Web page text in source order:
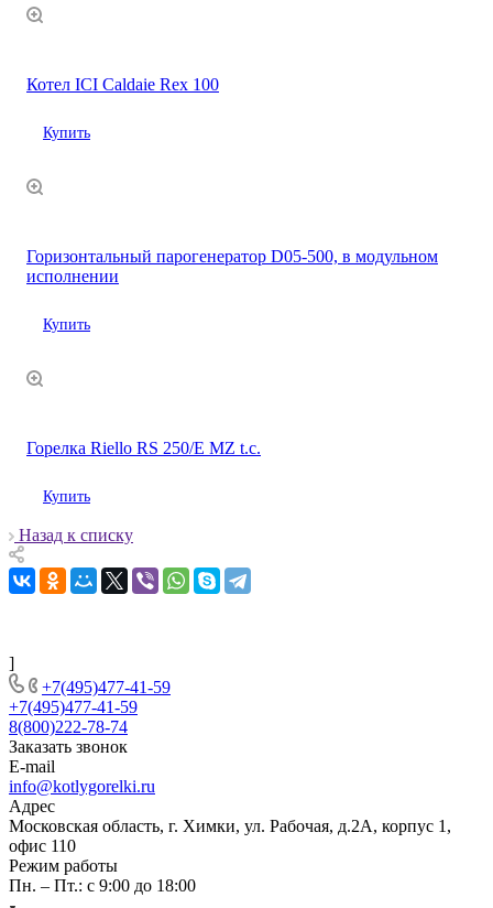
Котел ICI Caldaie Rex 100
Купить
Горизонтальный парогенератор D05-500, в модульном
исполнении
Купить
Горелка Riello RS 250/E MZ t.c.
Купить
Назад к списку
]
+7(495)477-41-59
+7(495)477-41-59
8(800)222-78-74
Заказать звонок
E-mail
info@kotlygorelki.ru
Адрес
Московская область, г. Химки, ул. Рабочая, д.2А, корпус 1,
офис 110
Режим работы
Пн. – Пт.: с 9:00 до 18:00